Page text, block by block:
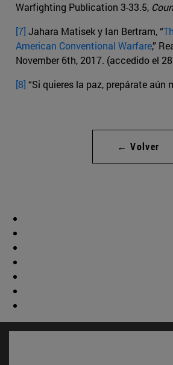
Warfighting Publication 3-33.5,
[7] Jahara Matisek y Ian Bertram, “
American Conventional Warfare,”
November 6th, 2017. (accedido el
[8] “Si quieres la paz, prepárate aún
← Volver